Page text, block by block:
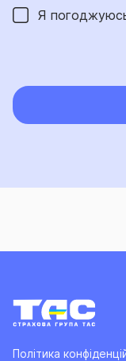
Я
Політика